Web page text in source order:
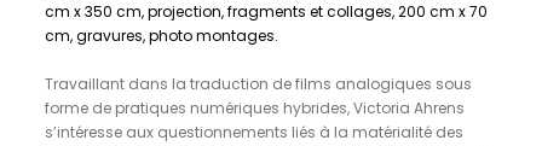
cm x 350 cm, projection, fragments et collages, 200 cm x 70
cm, gravures, photo montages.
Travaillant dans la traduction de films analogiques sous
forme de pratiques numériques hybrides, Victoria Ahrens
s’intéresse aux questionnements liés à la matérialité des